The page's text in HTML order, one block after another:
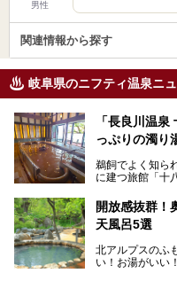
男性
関連情報から探す
岐阜県のニフティ温泉ニ
「長良川温
っぷりの濁り
鵜飼でよく知ら
に建つ旅館「十
濁り湯で、地産
そして大浴場は
岐阜の手仕事に
ょう！
開放感抜群！
天風呂5選
北アルプスのふ
い！お湯がいい